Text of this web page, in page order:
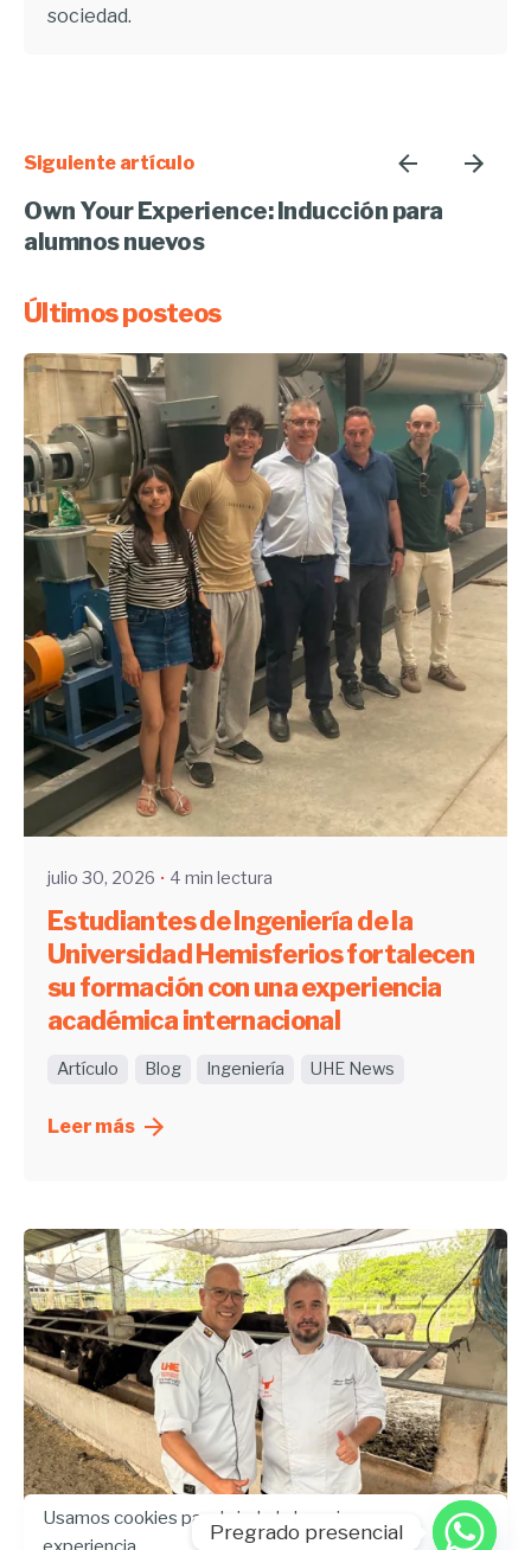
sociedad.
Siguiente artículo
Own Your Experience: Inducción para
alumnos nuevos
Últimos posteos
Enviado por
UHE
julio 30, 2026 4 min lectura
Estudiantes de Ingeniería de la
Universidad Hemisferios fortalecen
su formación con una experiencia
académica internacional
Artículo Blog Ingeniería UHE News
Leer más
Usamos cookies para brindarle la mejor
Pregrado presencial